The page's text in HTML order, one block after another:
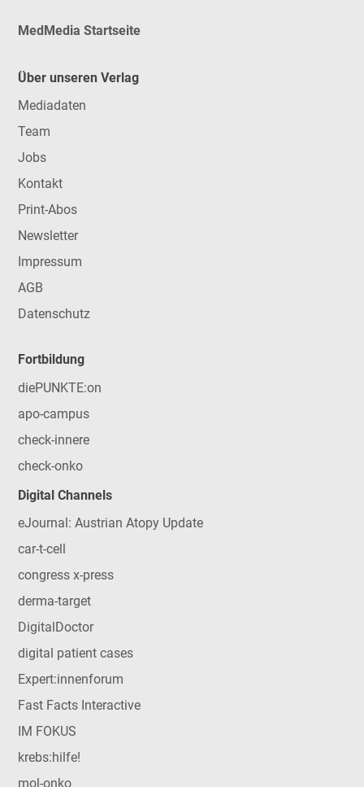
MedMedia Startseite
Über unseren Verlag
Mediadaten
Team
Jobs
Kontakt
Print-Abos
Newsletter
Impressum
AGB
Datenschutz
Fortbildung
diePUNKTE:on
apo-campus
check-innere
check-onko
Digital Channels
eJournal: Austrian Atopy Update
car-t-cell
congress x-press
derma-target
DigitalDoctor
digital patient cases
Expert:innenforum
Fast Facts Interactive
IM FOKUS
krebs:hilfe!
mol-onko